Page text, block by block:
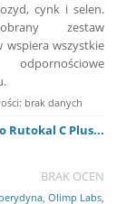
cynk i selen.
zestaw
wspiera wszystkie
brak danych
Rutokal C Plus...
BRAK OCEN
Olimp Labs